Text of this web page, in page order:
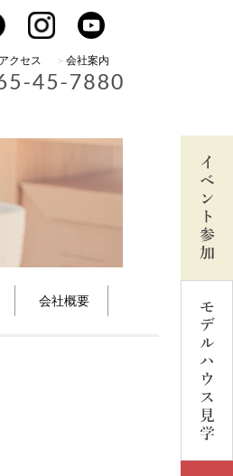
アクセス 会社案内
会社概要